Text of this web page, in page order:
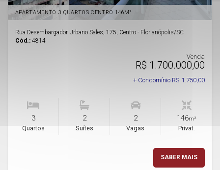
APARTAMENTO 3 QUARTOS CENTRO 146M²
Rua Desembargador Urbano Sales, 175, Centro - Florianópolis/SC
Cód.: 4814
Venda
R$ 1.700.000,00
+ Condomínio R$ 1.750,00
3
Quartos
2
Suítes
2
Vagas
146m²
Privat.
SABER MAIS